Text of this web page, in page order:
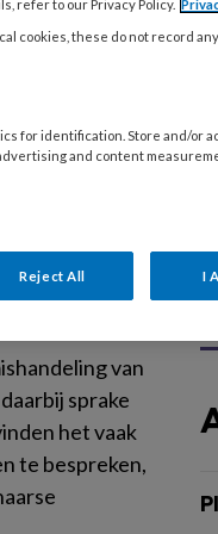
aan de
hebben
Dijkstra.
van
sprake
het vaak
te bespreken,
refer to our Privacy Policy.
cookies, these do not record
for identification. Store and/or
and content
Reject All I